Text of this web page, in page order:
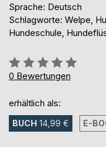
Sprache: Deutsch
Schlagworte: Welpe,
Hundeschule,
Bewertung::
0%
0 Bewertungen
erhältlich als:
BUCH 14,99 € E-